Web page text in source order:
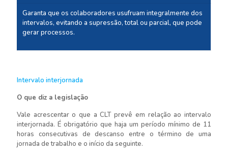
Garanta que os colaboradores usufruam integralmente dos
intervalos, evitando a supressão, total ou parcial, que pode
gerar processos.
Intervalo interjornada
O que diz a legislação
Vale acrescentar o que a CLT prevê em relação ao intervalo
interjornada. É obrigatório que haja um período mínimo de 11
horas consecutivas de descanso entre o término de uma
jornada de trabalho e o início da seguinte.